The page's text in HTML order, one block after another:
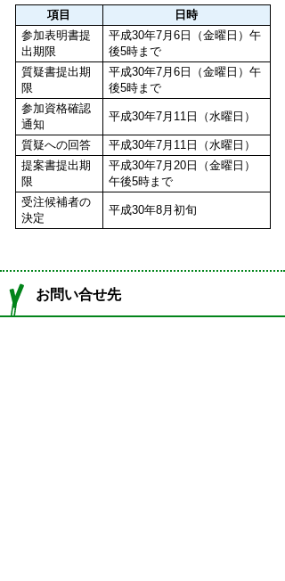
項目
日時
参加表明書提
出期限
平成30年7月6日（金曜日）午
後5時まで
質疑書提出期
限
平成30年7月6日（金曜日）午
後5時まで
参加資格確認
通知
平成30年7月11日（水曜日）
質疑への回答
平成30年7月11日（水曜日）
提案書提出期
限
平成30年7月20日（金曜日）
午後5時まで
受注候補者の
決定
平成30年8月初旬
お問い合せ先